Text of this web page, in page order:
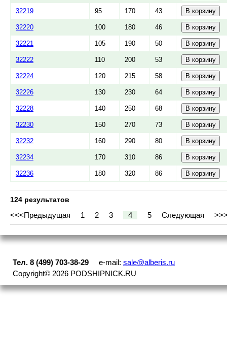
32219 95 170 43
32220 100 180 46
32221 105 190 50
32222 110 200 53
32224 120 215 58
32226 130 230 64
32228 140 250 68
32230 150 270 73
32232 160 290 80
32234 170 310 86
32236 180 320 86
124 результатов
<<<Предыдущая 1 2 3 4 5 Следующая
Тел. 8 (499) 703-38-29 e-mail: sale@alberis.ru
Copyright© 2026 PODSHIPNICK.RU